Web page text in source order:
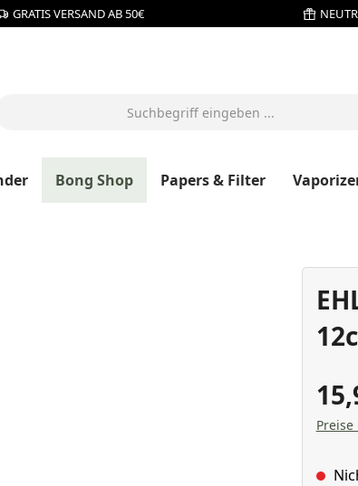
GRATIS VERSAND AB 50€
Bong Shop Papers & Filter